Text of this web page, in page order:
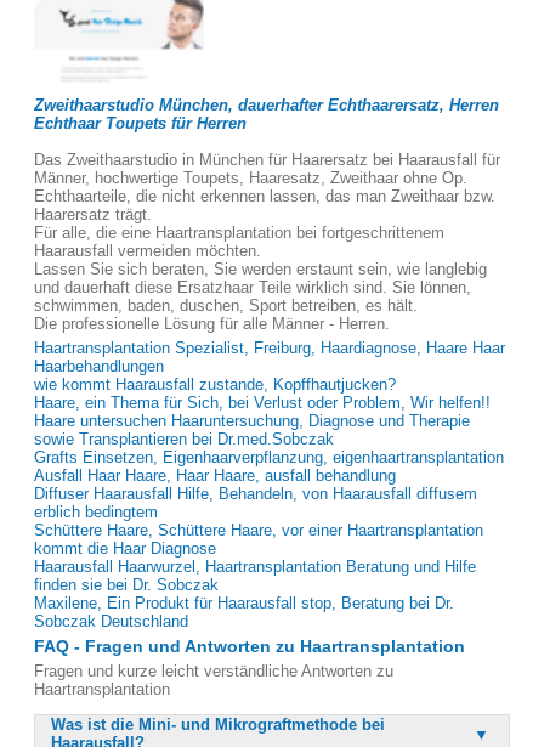
Zweithaarstudio München, dauerhafter Echthaarersatz, Herren
Echthaar Toupets für Herren
Das Zweithaarstudio in München für Haarersatz bei Haarausfall für
Männer, hochwertige Toupets, Haaresatz, Zweithaar ohne Op.
Echthaarteile, die nicht erkennen lassen, das man Zweithaar bzw.
Haarersatz trägt.
Für alle, die eine Haartransplantation bei fortgeschrittenem
Haarausfall vermeiden möchten.
Lassen Sie sich beraten, Sie werden erstaunt sein, wie langlebig
und dauerhaft diese Ersatzhaar Teile wirklich sind. Sie lönnen,
schwimmen, baden, duschen, Sport betreiben, es hält.
Die professionelle Lösung für alle Männer - Herren.
Haartransplantation Spezialist, Freiburg, Haardiagnose, Haare Haar
Haarbehandlungen
wie kommt Haarausfall zustande, Kopffhautjucken?
Haare, ein Thema für Sich, bei Verlust oder Problem, Wir helfen!!
Haare untersuchen Haaruntersuchung, Diagnose und Therapie
sowie Transplantieren bei Dr.med.Sobczak
Grafts Einsetzen, Eigenhaarverpflanzung, eigenhaartransplantation
Ausfall Haar Haare, Haar Haare, ausfall behandlung
Diffuser Haarausfall Hilfe, Behandeln, von Haarausfall diffusem
erblich bedingtem
Schüttere Haare, Schüttere Haare, vor einer Haartransplantation
kommt die Haar Diagnose
Haarausfall Haarwurzel, Haartransplantation Beratung und Hilfe
finden sie bei Dr. Sobczak
Maxilene, Ein Produkt für Haarausfall stop, Beratung bei Dr.
Sobczak Deutschland
FAQ - Fragen und Antworten zu Haartransplantation
Fragen und kurze leicht verständliche Antworten zu
Haartransplantation
Was ist die Mini- und Mikrograftmethode bei
Haarausfall?